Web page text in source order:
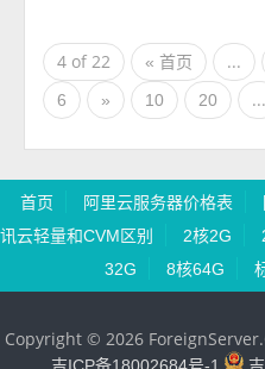
4 of 22 « 首页 ...
6
» 10 20 ...
首页 阿里云服务器价格表
讯云轻量和CVM区别
2核2G
32G
8核64G
Copyright © 2026